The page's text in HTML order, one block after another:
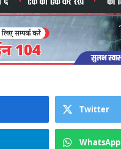
Twitter
WhatsApp